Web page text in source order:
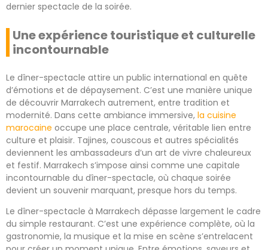
dernier spectacle de la soirée.
Une expérience touristique et culturelle
incontournable
Le dîner-spectacle attire un public international en quête
d’émotions et de dépaysement. C’est une manière unique
de découvrir Marrakech autrement, entre tradition et
modernité. Dans cette ambiance immersive, la cuisine
marocaine occupe une place centrale, véritable lien entre
culture et plaisir. Tajines, couscous et autres spécialités
deviennent les ambassadeurs d’un art de vivre chaleureux
et festif. Marrakech s’impose ainsi comme une capitale
incontournable du dîner-spectacle, où chaque soirée
devient un souvenir marquant, presque hors du temps.
Le dîner-spectacle à Marrakech dépasse largement le cadre
du simple restaurant. C’est une expérience complète, où la
gastronomie, la musique et la mise en scène s’entrelacent